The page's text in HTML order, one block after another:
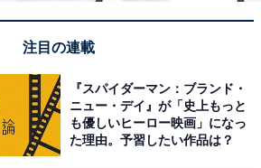
注目の連載
『スパイダーマン：ブランド・
ニュー・デイ』が「史上もっと
も優しいヒーロー映画」になっ
た理由。予習したい作品は？